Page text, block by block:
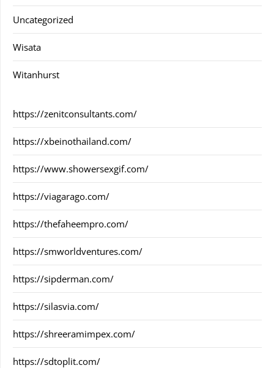
Uncategorized
Wisata
Witanhurst
https://zenitconsultants.com/
https://xbeinothailand.com/
https://www.showersexgif.com/
https://viagarago.com/
https://thefaheempro.com/
https://smworldventures.com/
https://sipderman.com/
https://silasvia.com/
https://shreeramimpex.com/
https://sdtoplit.com/